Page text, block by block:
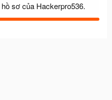
sơ của Hackerpro536.